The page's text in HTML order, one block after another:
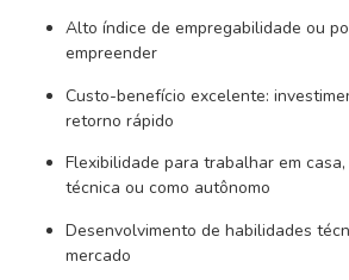
Alto índice de empregabilidade ou
empreender
Custo-benefício excelente:
retorno rápido
Flexibilidade para trabalhar em
técnica ou como autônomo
Desenvolvimento de habilidades
mercado